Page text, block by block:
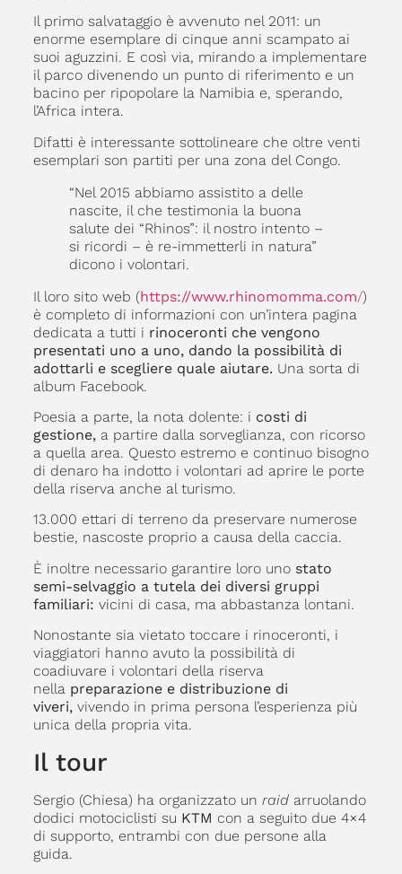
Il primo salvataggio è avvenuto nel 2011: un
enorme esemplare di cinque anni scampato ai
suoi aguzzini. E così via, mirando a implementare
il parco divenendo un punto di riferimento e un
bacino per ripopolare la Namibia e, sperando,
l’Africa intera.
Difatti è interessante sottolineare che oltre venti
esemplari son partiti per una zona del Congo.
“Nel 2015 abbiamo assistito a delle
nascite, il che testimonia la buona
salute dei “Rhinos”: il nostro intento –
si ricordi – è re-immetterli in natura”
dicono i volontari.
Il loro sito web (https://www.rhinomomma.com/)
è completo di informazioni con un’intera pagina
dedicata a tutti i rinoceronti che vengono
presentati uno a uno, dando la possibilità di
adottarli e scegliere quale aiutare. Una sorta di
album Facebook.
Poesia a parte, la nota dolente: i costi di
gestione,a partire dalla sorveglianza, con ricorso
a quella area. Questo estremo e continuo bisogno
di denaro ha indotto i volontari ad aprire le porte
della riserva anche al turismo.
13.000 ettari di terreno da preservare numerose
bestie, nascoste proprio a causa della caccia.
È inoltre necessario garantire loro uno stato
semi-selvaggio a tutela dei diversi gruppi
familiari: vicini di casa, ma abbastanza lontani.
Nonostante sia vietato toccare i rinoceronti, i
viaggiatori hanno avuto la possibilità di
coadiuvare i volontari della riserva
nella preparazione e distribuzione di
viveri,vivendo in prima persona l’esperienza più
unica della propria vita.
Il tour
Sergio (Chiesa) ha organizzato un raid arruolando
dodici motociclisti su KTM con a seguito due 4×4
di supporto, entrambi con due persone alla
guida.